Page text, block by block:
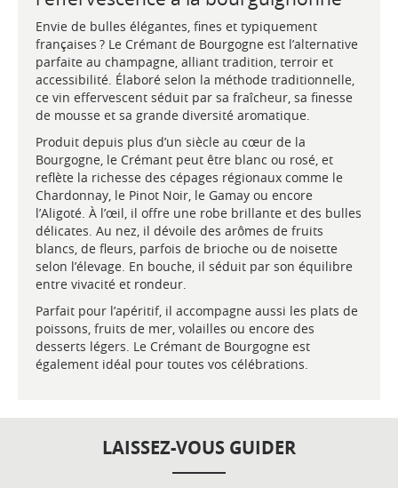
Envie de bulles élégantes, fines et typiquement
françaises ? Le Crémant de Bourgogne est l’alternative
parfaite au champagne, alliant tradition, terroir et
accessibilité. Élaboré selon la méthode traditionnelle,
ce vin effervescent séduit par sa fraîcheur, sa finesse
de mousse et sa grande diversité aromatique.
Produit depuis plus d’un siècle au cœur de la
Bourgogne, le Crémant peut être blanc ou rosé, et
reflète la richesse des cépages régionaux comme le
Chardonnay, le Pinot Noir, le Gamay ou encore
l’Aligoté. À l’œil, il offre une robe brillante et des bulles
délicates. Au nez, il dévoile des arômes de fruits
blancs, de fleurs, parfois de brioche ou de noisette
selon l’élevage. En bouche, il séduit par son équilibre
entre vivacité et rondeur.
Parfait pour l’apéritif, il accompagne aussi les plats de
poissons, fruits de mer, volailles ou encore des
desserts légers. Le Crémant de Bourgogne est
également idéal pour toutes vos célébrations.
LAISSEZ-VOUS GUIDER